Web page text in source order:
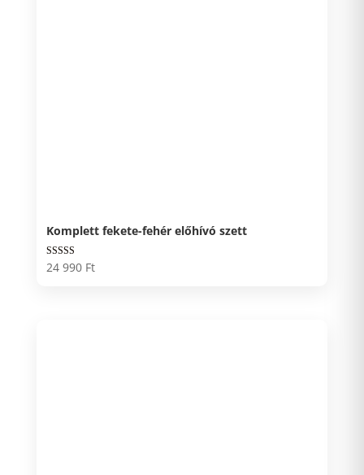
Komplett fekete-fehér előhívó szett
Értékelés:
5.00
24 990 Ft